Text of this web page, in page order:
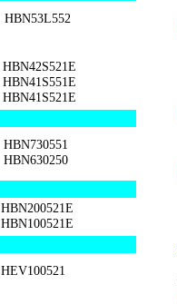
HBN53L552
HBN42S521E
HBN41S551E
HBN41S521E
HBN730551
HBN630250
HBN200521E
HBN100521E
HEV100521